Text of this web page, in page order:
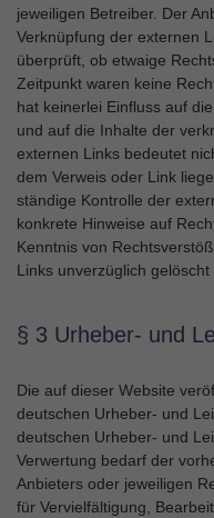
jeweiligen Betreiber. Der
Verknüpfung der externen
überprüft, ob etwaige
Zeitpunkt waren keine
hat keinerlei Einfluss auf
und auf die Inhalte der
externen Links bedeutet
dem Verweis oder Link
ständige Kontrolle der
konkrete Hinweise auf
Kenntnis von
Links unverzüglich gelöscht
§ 3 Urheber- und
Die auf dieser Website
deutschen Urheber- und
deutschen Urheber- und
Verwertung bedarf der
Anbieters oder jeweiligen
für Vervielfältigung,